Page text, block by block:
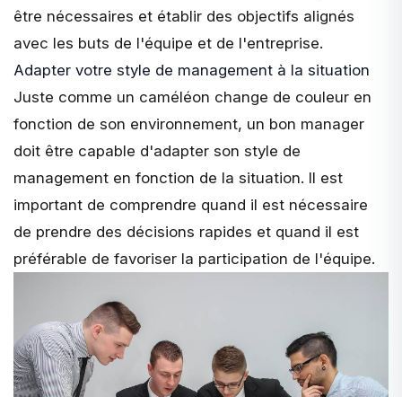
être nécessaires et établir des objectifs alignés
avec les buts de l'équipe et de l'entreprise.
Adapter votre style de management à la situation
Juste comme un caméléon change de couleur en
fonction de son environnement, un bon manager
doit être capable d'adapter son style de
management en fonction de la situation. Il est
important de comprendre quand il est nécessaire
de prendre des décisions rapides et quand il est
préférable de favoriser la participation de l'équipe.